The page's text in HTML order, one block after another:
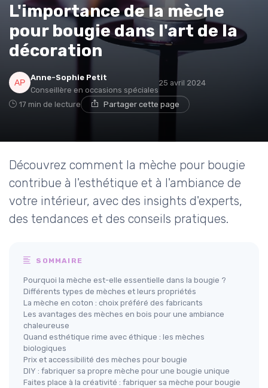
L'importance de la mèche
pour bougie dans l'art de la
décoration
Anne-Sophie Petit
Conseillère en occasions spéciales
25 avril 2024
17 min de lecture Partager cette page
Découvrez comment la mèche pour bougie
contribue à l'esthétique et à l'ambiance de
votre intérieur, avec des insights d'experts,
des tendances et des conseils pratiques.
SOMMAIRE
Pourquoi la mèche est-elle essentielle dans la bougie ?
Différents types de mèches et leurs propriétés
La mèche en coton : choix préféré des fabricants
Les avantages des mèches en bois pour une ambiance
chaleureuse
Quand esthétique rime avec éthique : les mèches
biologiques
Prix et accessibilité des mèches pour bougie
DIY : fabriquer sa propre mèche pour une bougie unique
Faites place à la créativité : fabriquer sa mèche pour bougie